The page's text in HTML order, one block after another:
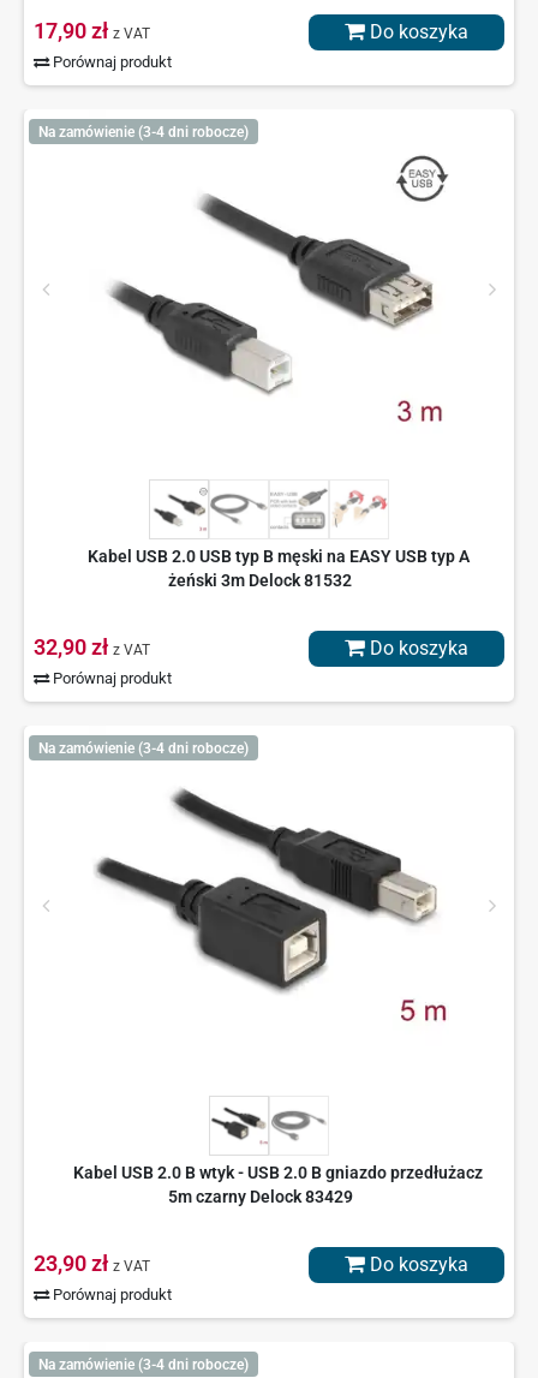
17,90 zł z VAT
Porównaj produkt
Do koszyka
Na zamówienie (3-4 dni robocze)
Kabel USB 2.0 USB typ B męski na EASY USB typ A
żeński 3m Delock 81532
32,90 zł z VAT
Porównaj produkt
Do koszyka
Na zamówienie (3-4 dni robocze)
Kabel USB 2.0 B wtyk - USB 2.0 B gniazdo przedłużacz
5m czarny Delock 83429
23,90 zł z VAT
Porównaj produkt
Do koszyka
Na zamówienie (3-4 dni robocze)